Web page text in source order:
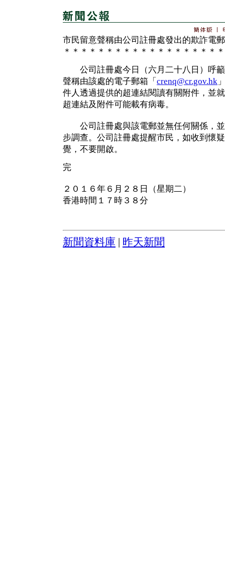
市民留意聲稱由公司註冊處發出的欺詐電郵
＊＊＊＊＊＊＊＊＊＊＊＊＊＊＊＊＊＊＊
公司註冊處今日（六月二十八日）呼籲
聲稱由該處的電子郵箱「 crenq@cr.gov.hk
件人透過提供的超連結閱讀有關附件，並
超連結及附件可能載有病毒。
公司註冊處與該電郵並無任何關係，並
步調查。公司註冊處提醒市民，如收到懷
覺，不要開啟。
完
２０１６年６月２８日（星期二）
香港時間１７時３８分
新聞資料庫 昨天新聞